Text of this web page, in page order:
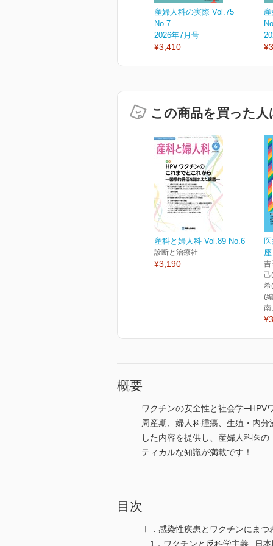
産婦人科の実際 Vol.75
No.7
2026年7月号
¥3,410
この商品を買った
産科と婦人科 Vol.89 No.6
診断と治療社
¥3,190
座
吉
己
希
(
南
概要
ワクチンの安全性と社会学─HPV
周産期、婦人科腫瘍、生殖・内
した内容を提供し、産婦人科医
ティカルな知識が満載です！
目次
Ⅰ．感染性疾患とワクチンにまつ
1．ワクチンと反科学主義─日